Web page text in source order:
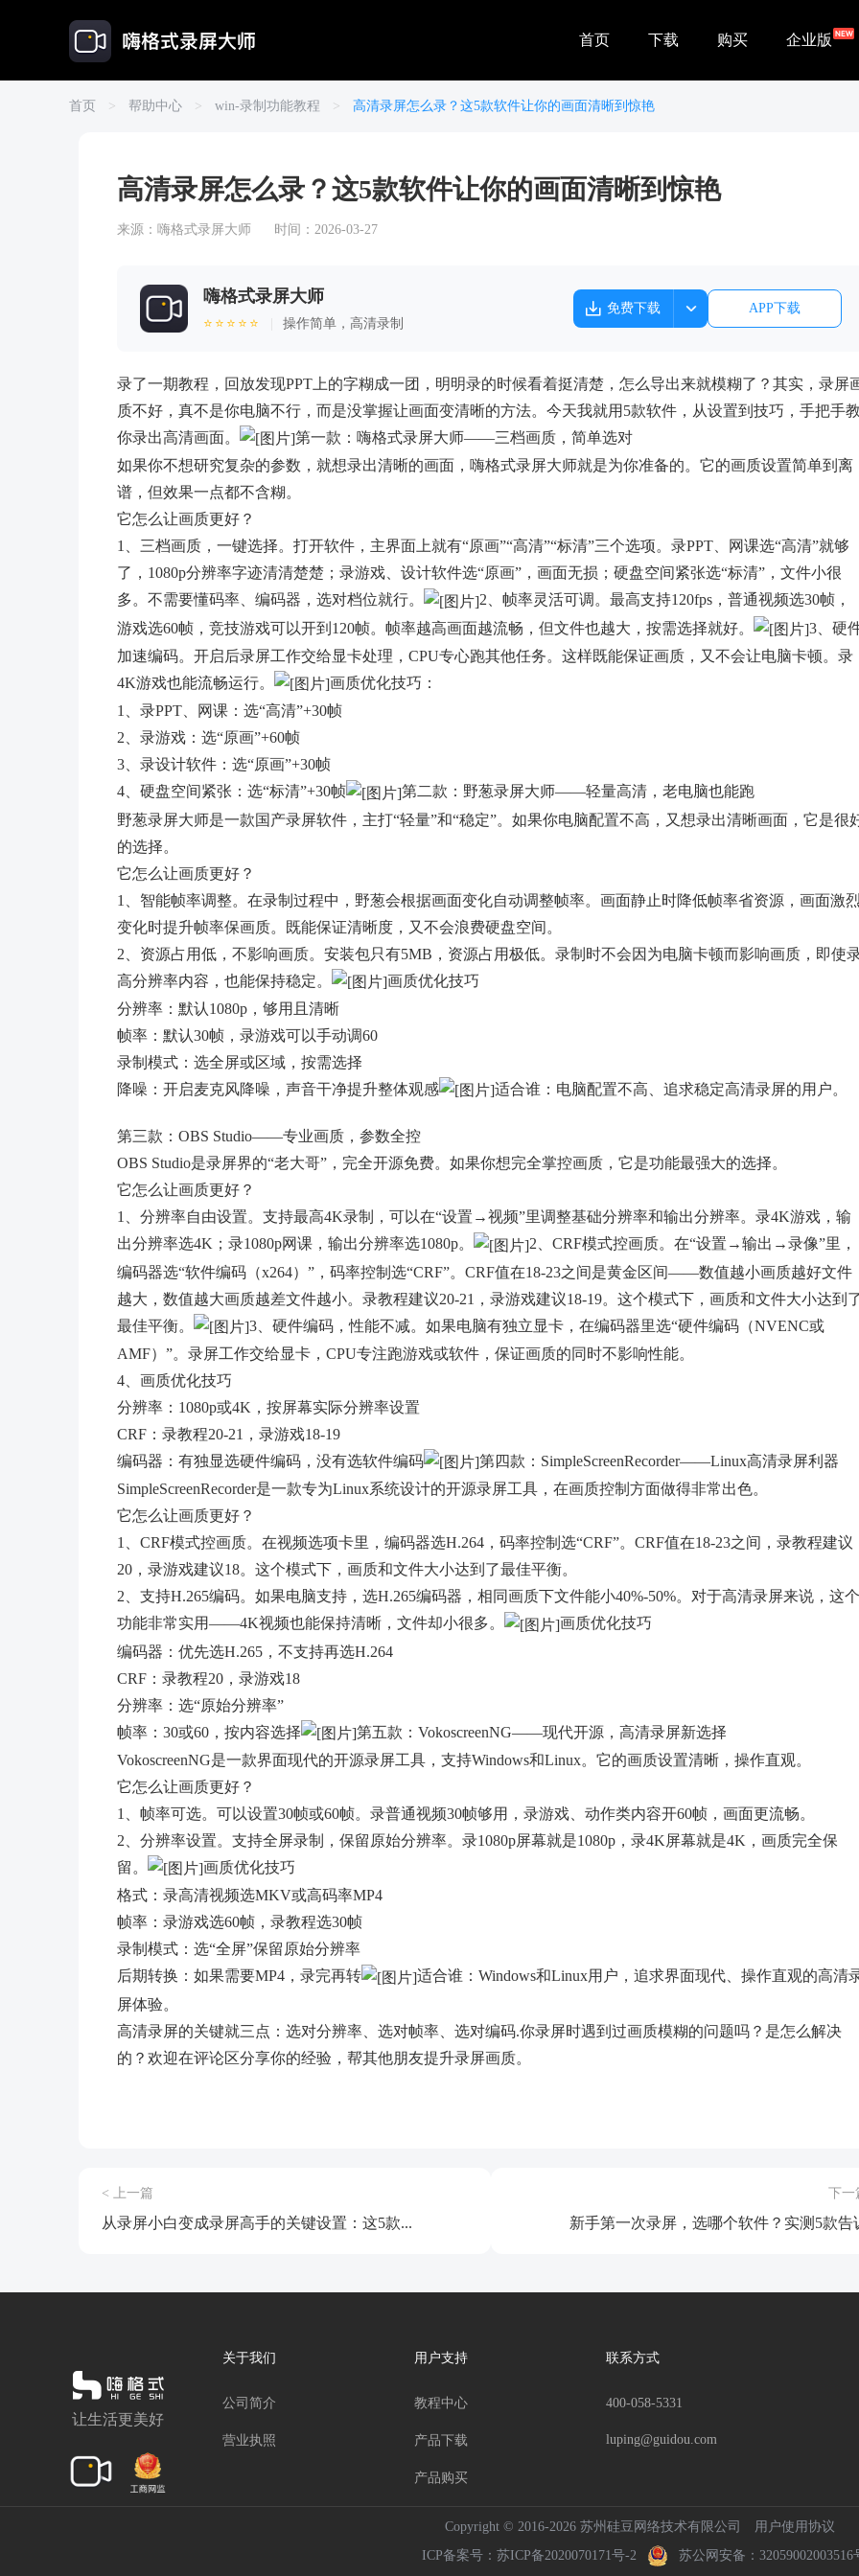
首页 下载 购买 企业版
首页 > 帮助中心 > win-录制功能教程 > 高清录屏怎么录？这5款软件让你的画面清晰到惊艳
高清录屏怎么录？这5款软件让你的画面清晰到惊艳
来源： 嗨格式录屏大师 时间：2026-03-27
嗨格式录屏大师
⭐⭐⭐⭐⭐ 操作简单，高清录制
免费下载 APP下载
录了一期教程，回放发现PPT上的字糊成一团，明明录的时候看着挺清楚，怎么导出来就模糊了？其实，录屏
质不好，真不是你电脑不行，而是没掌握让画面变清晰的方法。今天我就用5款软件，从设置到技巧，手把手
你录出高清画面。
第一款：嗨格式录屏大师——三档画质，简单选对
如果你不想研究复杂的参数，就想录出清晰的画面，嗨格式录屏大师就是为你准备的。它的画质设置简单到离
谱，但效果一点都不含糊。
它怎么让画质更好？
1、三档画质，一键选择。打开软件，主界面上就有“原画”“高清”“标清”三个选项。录PPT、网课选“高清”就够
了，1080p分辨率字迹清清楚楚；录游戏、设计软件选“原画”，画面无损；硬盘空间紧张选“标清”，文件小很
多。不需要懂码率、编码器，选对档位就行。
2、帧率灵活可调。最高支持120fps，普通视频选30帧，
游戏选60帧，竞技游戏可以开到120帧。帧率越高画面越流畅，但文件也越大，按需选择就好。
3、硬
加速编码。开启后录屏工作交给显卡处理，CPU专心跑其他任务。这样既能保证画质，又不会让电脑卡顿。录
4K游戏也能流畅运行。
画质优化技巧：
1、录PPT、网课：选“高清”+30帧
2、录游戏：选“原画”+60帧
3、录设计软件：选“原画”+30帧
4、硬盘空间紧张：选“标清”+30帧
第二款：野葱录屏大师——轻量高清，老电脑也能跑
野葱录屏大师是一款国产录屏软件，主打“轻量”和“稳定”。如果你电脑配置不高，又想录出清晰画面，它是很
的选择。
它怎么让画质更好？
1、智能帧率调整。在录制过程中，野葱会根据画面变化自动调整帧率。画面静止时降低帧率省资源，画面激
变化时提升帧率保画质。既能保证清晰度，又不会浪费硬盘空间。
2、资源占用低，不影响画质。安装包只有5MB，资源占用极低。录制时不会因为电脑卡顿而影响画质，即使
高分辨率内容，也能保持稳定。
画质优化技巧
分辨率：默认1080p，够用且清晰
帧率：默认30帧，录游戏可以手动调60
录制模式：选全屏或区域，按需选择
降噪：开启麦克风降噪，声音干净提升整体观感
适合谁：电脑配置不高、追求稳定高清录屏的用户。
第三款：OBS Studio——专业画质，参数全控
OBS Studio是录屏界的“老大哥”，完全开源免费。如果你想完全掌控画质，它是功能最强大的选择。
它怎么让画质更好？
1、分辨率自由设置。支持最高4K录制，可以在“设置→视频”里调整基础分辨率和输出分辨率。录4K游戏，输
出分辨率选4K；录1080p网课，输出分辨率选1080p。
2、CRF模式控画质。在“设置→输出→录像”里，
编码器选“软件编码（x264）”，码率控制选“CRF”。CRF值在18-23之间是黄金区间——数值越小画质越好文件
越大，数值越大画质越差文件越小。录教程建议20-21，录游戏建议18-19。这个模式下，画质和文件大小达到
最佳平衡。
3、硬件编码，性能不减。如果电脑有独立显卡，在编码器里选“硬件编码（NVENC或
AMF）”。录屏工作交给显卡，CPU专注跑游戏或软件，保证画质的同时不影响性能。
4、画质优化技巧
分辨率：1080p或4K，按屏幕实际分辨率设置
CRF：录教程20-21，录游戏18-19
编码器：有独显选硬件编码，没有选软件编码
第四款：SimpleScreenRecorder——Linux高清录屏利器
SimpleScreenRecorder是一款专为Linux系统设计的开源录屏工具，在画质控制方面做得非常出色。
它怎么让画质更好？
1、CRF模式控画质。在视频选项卡里，编码器选H.264，码率控制选“CRF”。CRF值在18-23之间，录教程建议
20，录游戏建议18。这个模式下，画质和文件大小达到了最佳平衡。
2、支持H.265编码。如果电脑支持，选H.265编码器，相同画质下文件能小40%-50%。对于高清录屏来说，这个
功能非常实用——4K视频也能保持清晰，文件却小很多。
画质优化技巧
编码器：优先选H.265，不支持再选H.264
CRF：录教程20，录游戏18
分辨率：选“原始分辨率”
帧率：30或60，按内容选择
第五款：VokoscreenNG——现代开源，高清录屏新选择
VokoscreenNG是一款界面现代的开源录屏工具，支持Windows和Linux。它的画质设置清晰，操作直观。
它怎么让画质更好？
1、帧率可选。可以设置30帧或60帧。录普通视频30帧够用，录游戏、动作类内容开60帧，画面更流畅。
2、分辨率设置。支持全屏录制，保留原始分辨率。录1080p屏幕就是1080p，录4K屏幕就是4K，画质完全保
留。
画质优化技巧
格式：录高清视频选MKV或高码率MP4
帧率：录游戏选60帧，录教程选30帧
录制模式：选“全屏”保留原始分辨率
后期转换：如果需要MP4，录完再转
适合谁：Windows和Linux用户，追求界面现代、操作直观的高清
屏体验。
高清录屏的关键就三点：选对分辨率、选对帧率、选对编码.你录屏时遇到过画质模糊的问题吗？是怎么解决
的？欢迎在评论区分享你的经验，帮其他朋友提升录屏画质。
< 上一篇
从录屏小白变成录屏高手的关键设置：这5款...
下一
新手第一次录屏，选哪个软件？实测5款告
让生活更美好
关于我们
公司简介
营业执照
用户支持
教程中心
产品下载
产品购买
联系方式
400-058-5331
luping@guidou.com
Copyright © 2016-2026 苏州硅豆网络技术有限公司 用户使用协议
ICP备案号： 苏ICP备2020070171号-2 苏公网安备：32059002003516